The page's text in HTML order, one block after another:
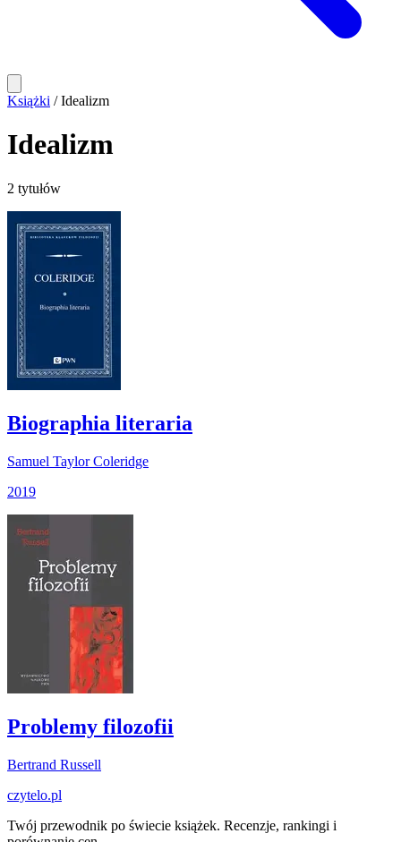
Książki / Idealizm
Idealizm
2 tytułów
Biographia literaria
Samuel Taylor Coleridge
2019
Problemy filozofii
Bertrand Russell
czytelo.pl
Twój przewodnik po świecie książek. Recenzje, rankingi i